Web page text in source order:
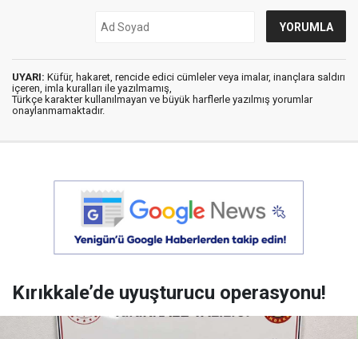
UYARI: Küfür, hakaret, rencide edici cümleler veya imalar, inançlara saldırı
içeren, imla kuralları ile yazılmamış,
Türkçe karakter kullanılmayan ve büyük harflerle yazılmış yorumlar
onaylanmamaktadır.
Kırıkkale’de uyuşturucu operasyonu!